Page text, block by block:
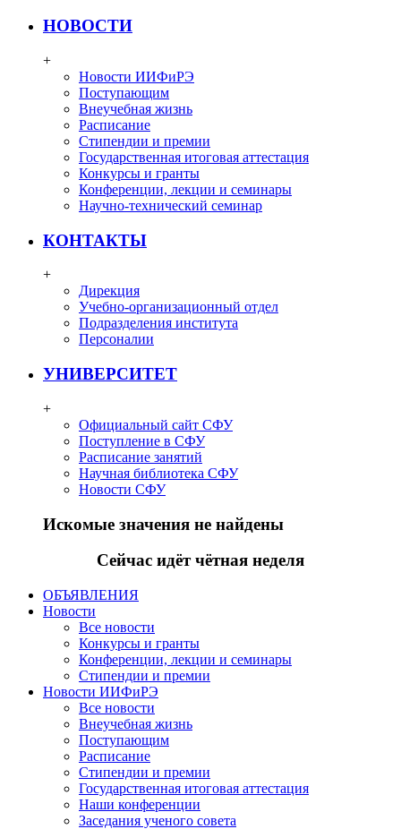
НОВОСТИ
+
Новости ИИФиРЭ
Поступающим
Внеучебная жизнь
Расписание
Стипендии и премии
Государственная итоговая аттестация
Конкурсы и гранты
Конференции, лекции и семинары
Научно-технический семинар
КОНТАКТЫ
+
Дирекция
Учебно-организационный отдел
Подразделения института
Персоналии
УНИВЕРСИТЕТ
+
Официальный сайт СФУ
Поступление в СФУ
Расписание занятий
Научная библиотека СФУ
Новости СФУ
Искомые значения не найдены
Сейчас идёт чётная неделя
ОБЪЯВЛЕНИЯ
Новости
Все новости
Конкурсы и гранты
Конференции, лекции и семинары
Стипендии и премии
Новости ИИФиРЭ
Все новости
Внеучебная жизнь
Поступающим
Расписание
Стипендии и премии
Государственная итоговая аттестация
Наши конференции
Заседания ученого совета